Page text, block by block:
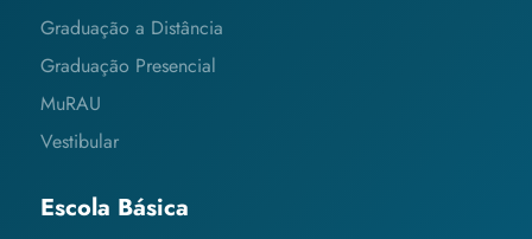
Graduação a Distância
Graduação Presencial
MuRAU
Vestibular
Escola Básica